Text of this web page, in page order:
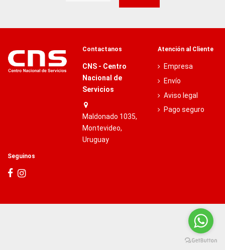
Contactanos
CNS - Centro
Nacional de
Servicios
Maldonado 1035,
Montevideo,
Uruguay
Atención al Cliente
Empresa
Envío
Aviso legal
Pago seguro
Seguinos